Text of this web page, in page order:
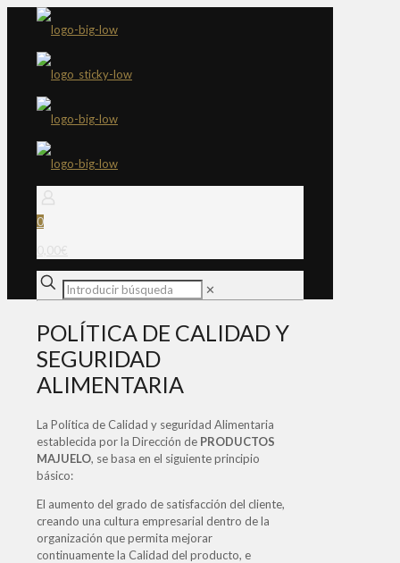
0
0,00€
✕
POLÍTICA DE CALIDAD Y
SEGURIDAD
ALIMENTARIA
La Política de Calidad y seguridad Alimentaria
establecida por la Dirección de PRODUCTOS
MAJUELO, se basa en el siguiente principio
básico:
El aumento del grado de satisfacción del cliente,
creando una cultura empresarial dentro de la
organización que permita mejorar
continuamente la Calidad del producto, e